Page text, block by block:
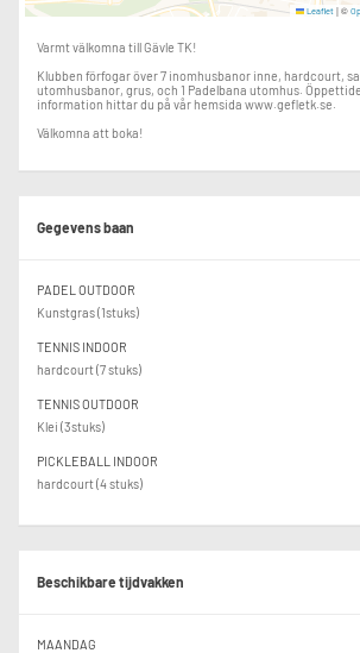
Leaflet |©
Varmt välkomna till Gävle TK!
Klubben förfogar över 7 inomhusbanor inne, hardcourt,
utomhusbanor, grus, och 1 Padelbana utomhus.
information hittar du på vår hemsida www.gefletk.se.
Välkomna att boka!
Gegevens baan
PADEL OUTDOOR
Kunstgras (1stuks)
TENNIS INDOOR
hardcourt (7 stuks)
TENNIS OUTDOOR
Klei (3stuks)
PICKLEBALL INDOOR
hardcourt (4 stuks)
Beschikbare tijdvakken
MAANDAG